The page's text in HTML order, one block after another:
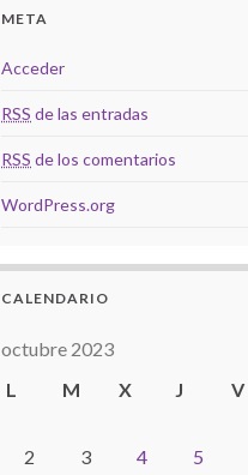
META
Acceder
RSS de las entradas
RSS de los comentarios
WordPress.org
CALENDARIO
octubre 2023
L
M X J V
2
3 4 5